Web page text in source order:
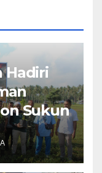
Hadiri
Sukun